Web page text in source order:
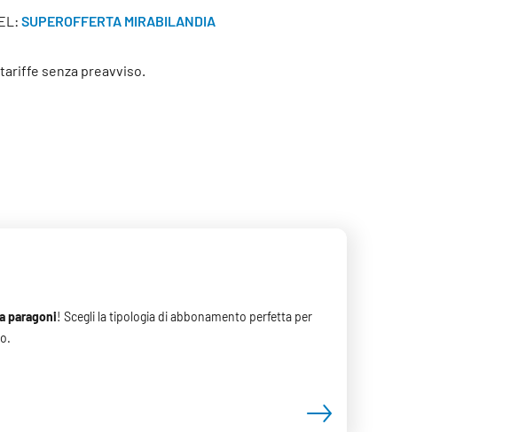
SUPEROFFERTA MIRABILANDIA
senza preavviso.
paragoni! Scegli la tipologia di abbonamento perfetta per